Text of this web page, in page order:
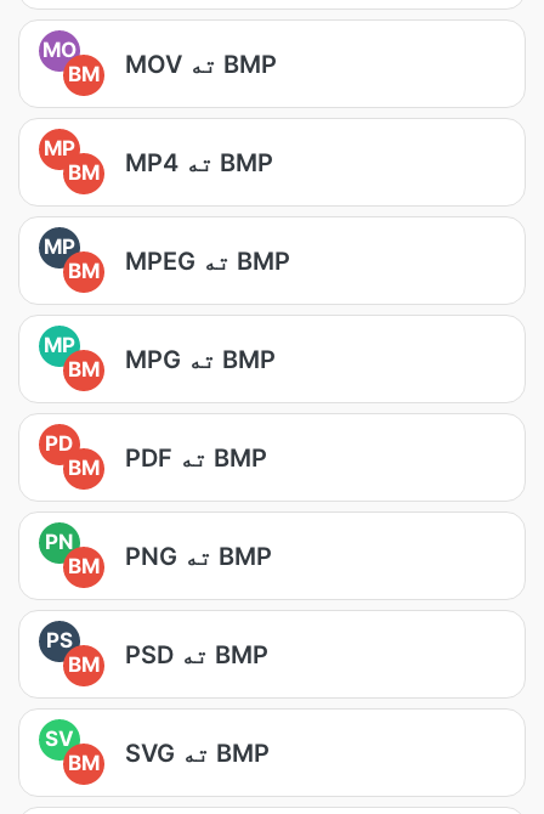
MO
BM
MOV ته BMP
MP
BM
MP4 ته BMP
MP
BM
MPEG ته BMP
MP
BM
MPG ته BMP
PD
BM
PDF ته BMP
PN
BM
PNG ته BMP
PS
BM
PSD ته BMP
SV
BM
SVG ته BMP